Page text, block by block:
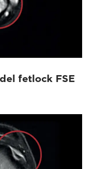
fetlock FSE